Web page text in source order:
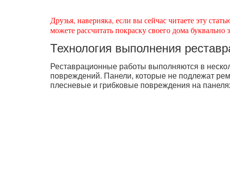
Друзья, наверняка, если вы сейчас читаете эту
можете рассчитать покраску своего дома
Технология выполнения
Реставрационные работы выполняются в
повреждений. Панели, которые не подлежат
плесневые и грибковые повреждения на